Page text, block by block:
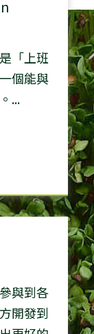
「上班
個能與
...
與到各
開發到